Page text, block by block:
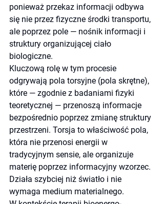
ponieważ przekaz informacji odbywa
się nie przez fizyczne środki transportu,
ale poprzez pole — nośnik informacji i
struktury organizującej ciało
biologiczne.
Kluczową rolę w tym procesie
odgrywają pola torsyjne (pola skrętne),
które — zgodnie z badaniami fizyki
teoretycznej — przenoszą informacje
bezpośrednio poprzez zmianę struktury
przestrzeni. Torsja to właściwość pola,
która nie przenosi energii w
tradycyjnym sensie, ale organizuje
materię poprzez informacyjny wzorzec.
Działa szybciej niż światło i nie
wymaga medium materialnego.